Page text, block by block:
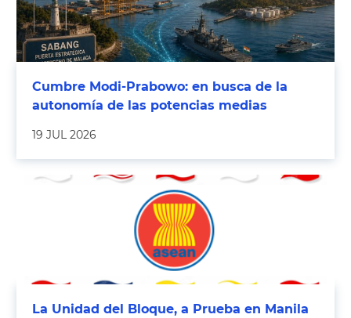
Cumbre Modi-Prabowo: en busca de la
autonomía de las potencias medias
19 JUL 2026
La Unidad del Bloque, a Prueba en Manila